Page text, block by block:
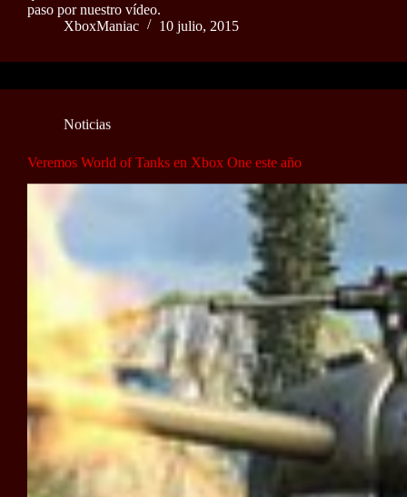
paso por nuestro vídeo.
XboxManiac
10 julio, 2015
Noticias
Veremos World of Tanks en Xbox One este año